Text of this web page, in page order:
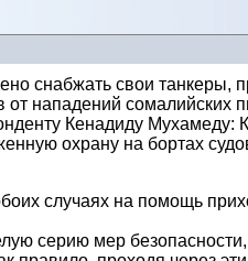
снабжать свои танкеры,
нападений сомалийских
Кенадиду Мухамеду:
охрану на бортах
случаях на помощь
серию мер